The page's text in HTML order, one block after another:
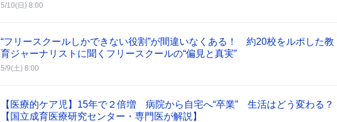
5/10(日) 8:00
“フリースクールしかできない役割”が間違いなくある！ 約20校をルポした教
育ジャーナリストに聞くフリースクールの“偏見と真実”
5/9(土) 8:00
【医療的ケア児】15年で２倍増 病院から自宅へ“卒業” 生活はどう変わる？
【国立成育医療研究センター・専門医が解説】